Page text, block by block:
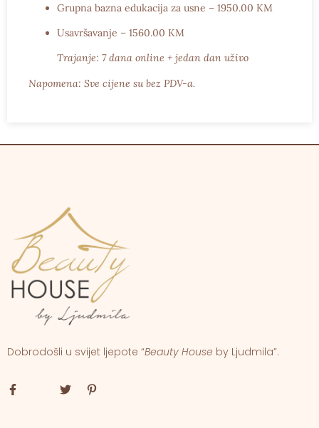
Grupna bazna edukacija za usne – 1950.00 KM
Usavršavanje – 1560.00 KM
Trajanje: 7 dana online + jedan dan uživo
Napomena: Sve cijene su bez PDV-a.
Dobrodošli u svijet ljepote “Beauty House by Ljudmila”.